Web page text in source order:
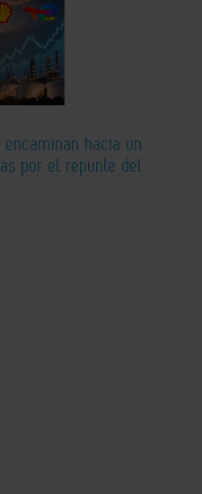
hacia un
por el repunte del